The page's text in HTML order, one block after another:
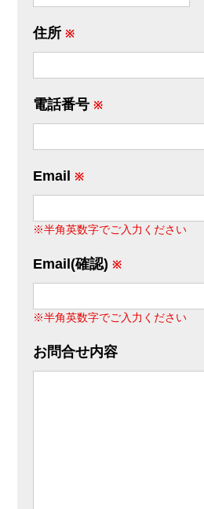
住所※
電話番号※
Email※
※半角英数字でご入力ください
Email(確認)※
※半角英数字でご入力ください
お問合せ内容